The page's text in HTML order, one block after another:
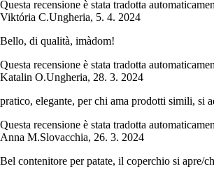
Questa recensione è stata tradotta
Viktória C.Ungheria, 5. 4. 2024
Bello, di qualità, imàdom!
Questa recensione è stata tradotta
Katalin O.Ungheria, 28. 3. 2024
pratico, elegante, per chi ama prodotti simili, si
Questa recensione è stata tradotta
Anna M.Slovacchia, 26. 3. 2024
Bel contenitore per patate, il coperchio si apre/